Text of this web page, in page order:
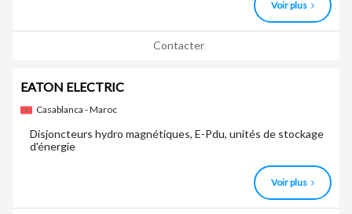
Voir plus
Contacter
EATON ELECTRIC
Casablanca - Maroc
Disjoncteurs hydro magnétiques, E-Pdu, unités de stockage
d'énergie
Voir plus